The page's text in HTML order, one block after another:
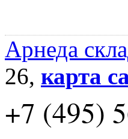
Арнеда
26, карта
+7 (495)